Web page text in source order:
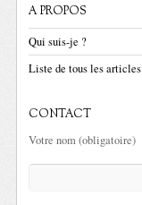
A PROPOS
Qui suis-je ?
Liste de tous les articles
CONTACT
Votre nom (obligatoire)